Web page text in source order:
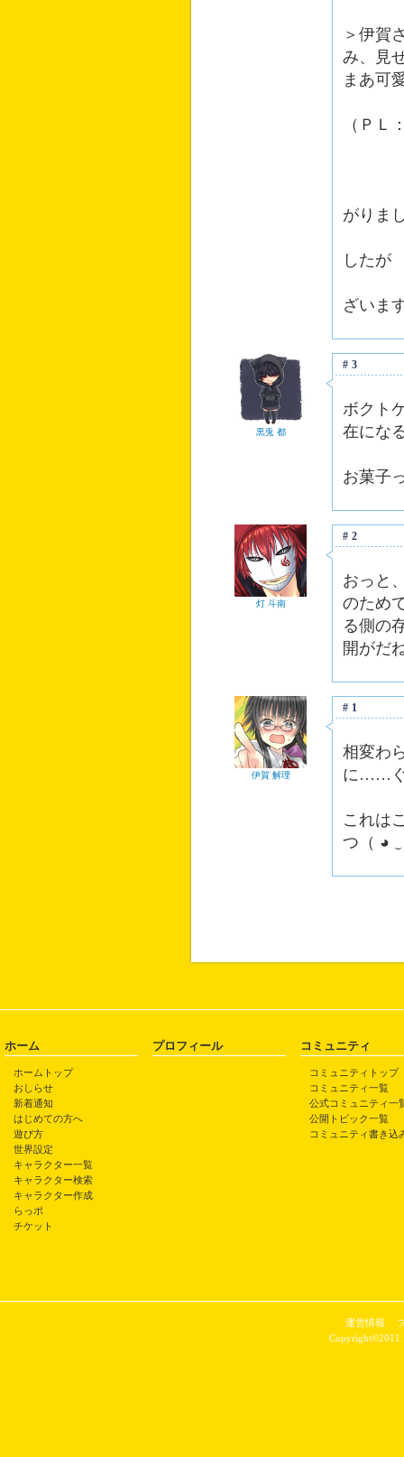
＞伊賀
み、見
まあ可
（ＰＬ
がりま
したが
ざいま
黒兎 都
#3
ボクト
在にな
お菓子
灯 斗南
#2
おっと
のため
る側の
開がだ
伊賀 解理
#1
相変わ
に……
これは
つ（
ホーム
ホームトップ
おしらせ
新着通知
はじめての方へ
遊び方
世界設定
キャラクター一覧
キャラクター検索
キャラクター作成
らっポ
チケット
プロフィール コミュニティ
コミュニティトップ
コミュニティ一覧
公式コミュニティ一
公開トピック一覧
コミュニティ書き込
運営情報
Copyright©2011